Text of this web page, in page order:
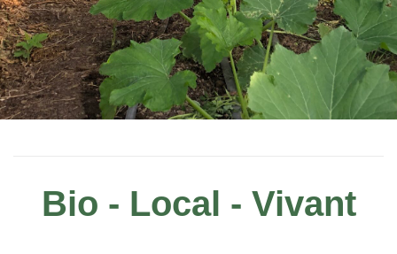
Bio - Local - Vivant